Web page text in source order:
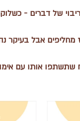
של דברים -
מחליפים אבל בעיקר
שתשתפו אותו עם